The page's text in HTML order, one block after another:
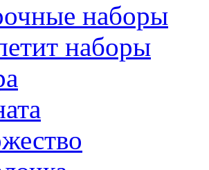
наборы
наборы